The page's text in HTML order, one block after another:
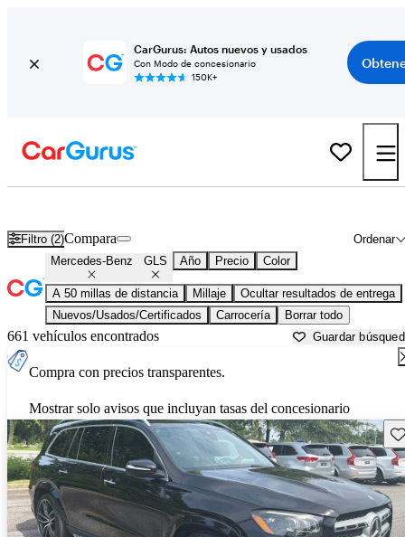
CarGurus: Autos nuevos y usados
Con Modo de concesionario
150K+
Filtro (2) Ordenar
Compara
Mercedes-Benz GLS Año Precio Color
A 50 millas de distancia Millaje
Ocultar resultados de entrega
Nuevos/Usados/Certificados
Carrocería Borrar todo
661 vehículos encontrados Guardar
Compra con precios transparentes.
Mostrar solo avisos que incluyan tasas del concesionario